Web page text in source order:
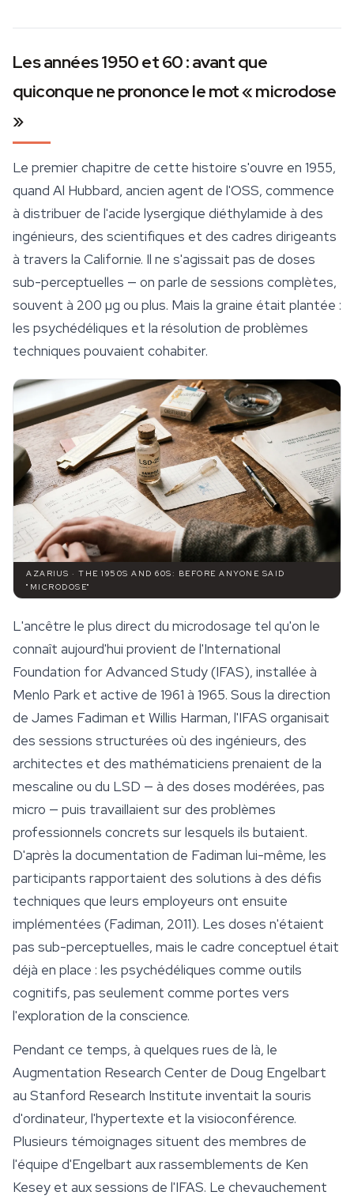
Les années 1950 et 60 : avant que
quiconque ne prononce le mot « microdose
»
Le premier chapitre de cette histoire s'ouvre en 1955,
quand Al Hubbard, ancien agent de l'OSS, commence
à distribuer de l'acide lysergique diéthylamide à des
ingénieurs, des scientifiques et des cadres dirigeants
à travers la Californie. Il ne s'agissait pas de doses
sub-perceptuelles — on parle de sessions complètes,
souvent à 200 µg ou plus. Mais la graine était plantée :
les psychédéliques et la résolution de problèmes
techniques pouvaient cohabiter.
AZARIUS · THE 1950S AND 60S: BEFORE ANYONE SAID
"MICRODOSE"
L'ancêtre le plus direct du microdosage tel qu'on le
connaît aujourd'hui provient de l'International
Foundation for Advanced Study (IFAS), installée à
Menlo Park et active de 1961 à 1965. Sous la direction
de James Fadiman et Willis Harman, l'IFAS organisait
des sessions structurées où des ingénieurs, des
architectes et des mathématiciens prenaient de la
mescaline ou du LSD — à des doses modérées, pas
micro — puis travaillaient sur des problèmes
professionnels concrets sur lesquels ils butaient.
D'après la documentation de Fadiman lui-même, les
participants rapportaient des solutions à des défis
techniques que leurs employeurs ont ensuite
implémentées (Fadiman, 2011). Les doses n'étaient
pas sub-perceptuelles, mais le cadre conceptuel était
déjà en place : les psychédéliques comme outils
cognitifs, pas seulement comme portes vers
l'exploration de la conscience.
Pendant ce temps, à quelques rues de là, le
Augmentation Research Center de Doug Engelbart
au Stanford Research Institute inventait la souris
d'ordinateur, l'hypertexte et la visioconférence.
Plusieurs témoignages situent des membres de
l'équipe d'Engelbart aux rassemblements de Ken
Kesey et aux sessions de l'IFAS. Le chevauchement